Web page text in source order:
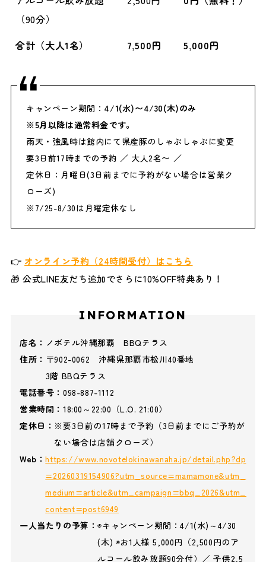
（90分）
合計（大人1名） 7,500円 5,000円
キャンペーン期間： 4/1(水)〜4/30(木)のみ
※5月以降は通常料金です。
雨天・強風時は館内にて県産豚のしゃぶしゃぶに変更
要3日前17時までの予約 ／ 大人2名〜 ／
定休日：月曜日(3日前までに予約がない場合は営業ク
ローズ)
※7/25-8/30は月曜定休なし
👉 オンライン予約（24時間受付）はこちら
🎁 公式LINE友だち追加でさらに10%OFF特典あり！
INFORMATION
店名： ノボテル沖縄那覇 BBQテラス
住所： 〒902-0062 沖縄県那覇市松川40番地
3階 BBQテラス
電話番号： 098-887-1112
営業時間： 18:00～22:00（L.O. 21:00）
定休日： ※要3日前の17時まで予約（3日前までにご予約が
ない場合は店舗クローズ）
Web：https://www.novotelokinawanaha.jp/detail.php?dp
=20260319154906?utm_source=mamamone&utm_
medium=article&utm_campaign=bbq_2026&utm_
content=post6949
一人当たりの予算：◉キャンペーン期間：4/1(水)～4/30
(木) ◉お1人様 5,000円（2,500円のア
ルコール飲み放題90分付）／ 子供2,5